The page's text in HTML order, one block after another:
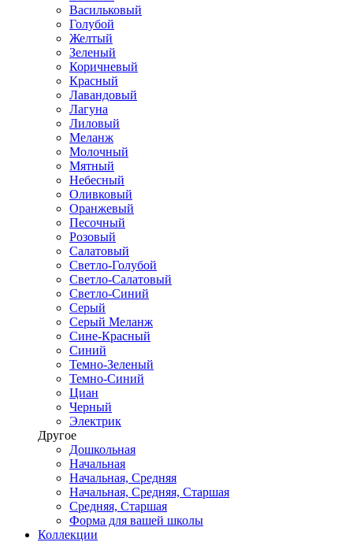
Васильковый
Голубой
Желтый
Зеленый
Коричневый
Красный
Лавандовый
Лагуна
Лиловый
Меланж
Молочный
Мятный
Небесный
Оливковый
Оранжевый
Песочный
Розовый
Салатовый
Светло-Голубой
Светло-Салатовый
Светло-Синий
Серый
Серый Меланж
Сине-Красный
Синий
Темно-Зеленый
Темно-Синий
Циан
Черный
Электрик
Другое
Дошкольная
Начальная
Начальная, Средняя
Начальная, Средняя, Старшая
Средняя, Старшая
Форма для вашей школы
Коллекции